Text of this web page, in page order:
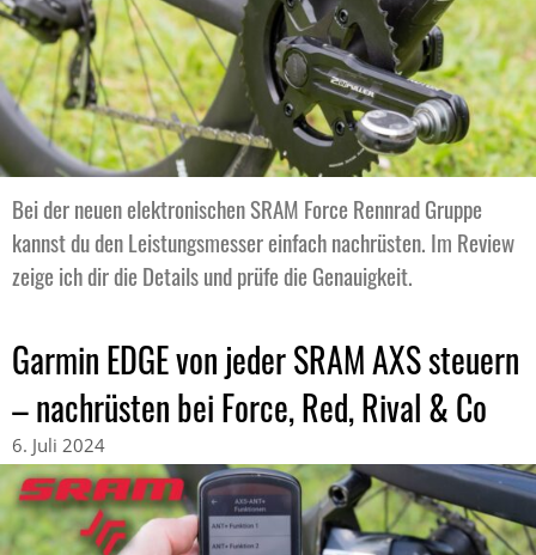
Bei der neuen elektronischen SRAM Force Rennrad Gruppe
kannst du den Leistungsmesser einfach nachrüsten. Im Review
zeige ich dir die Details und prüfe die Genauigkeit.
Garmin EDGE von jeder SRAM AXS steuern
– nachrüsten bei Force, Red, Rival & Co
6. Juli 2024